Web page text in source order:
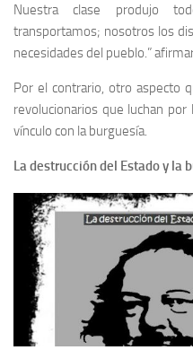
Nuestra clase produjo
transportamos; nosotros los
necesidades del pueblo.”
Por el contrario, otro aspecto
revolucionarios que luchan
vínculo con la burguesía.
La destrucción del Estado y la